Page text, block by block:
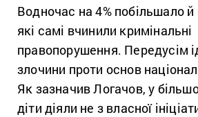
Водночас на 4% побільшало й
які самі вчинили кримінальні
правопорушення. Передусім
злочини проти основ
Як зазначив Логачов, у
діти діяли не з власної